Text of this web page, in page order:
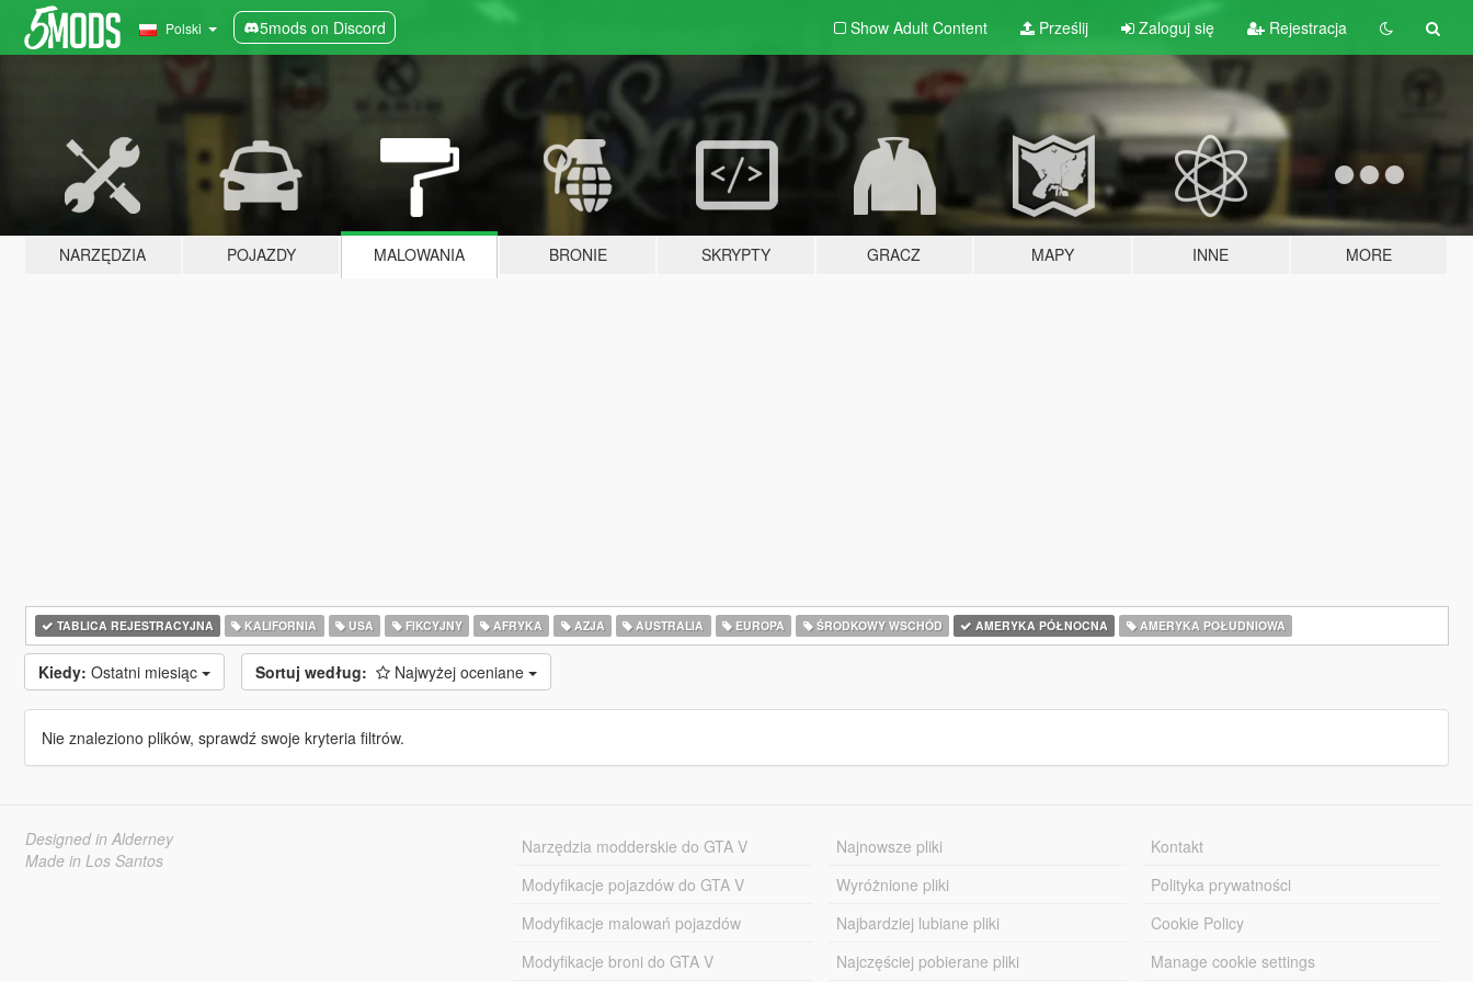
Polski 5mods on Discord Show Adult Content Prześlij Zaloguj się Rejestracja
NARZĘDZIA POJAZDY MALOWANIA BRONIE SKRYPTY GRACZ MAPY INNE MORE
TABLICA REJESTRACYJNA KALIFORNIA USA FIKCYJNY AFRYKA AZJA AUSTRALIA EUROPA ŚRODKOWY WSCHÓD AMERYKA PÓŁNOCNA AMERYKA POŁUDNIOWA
Kiedy: Ostatni miesiąc Sortuj według: Najwyżej oceniane
Nie znaleziono plików, sprawdź swoje kryteria filtrów.
Designed in Alderney
Made in Los Santos
Narzędzia modderskie do GTA V
Modyfikacje pojazdów do GTA V
Modyfikacje malowań pojazdów
Modyfikacje broni do GTA V
Najnowsze pliki
Wyróżnione pliki
Najbardziej lubiane pliki
Najczęściej pobierane pliki
Kontakt
Polityka prywatności
Cookie Policy
Manage cookie settings